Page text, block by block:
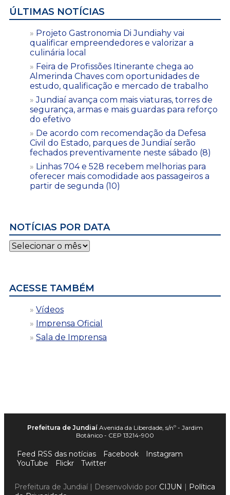
ÚLTIMAS NOTÍCIAS
Projeto Gastronomia Di Jundiahy vai
qualificar empreendedores e valorizar a
culinária local
Feira de Profissões Itinerante chega ao
Almerinda Chaves com oportunidades de
estudo, qualificação e mercado de trabalho
Jundiaí avança com mais viaturas, torres de
segurança, armas e mais guardas para reforço
do efetivo
De acordo com recomendação da Defesa
Civil do Estado, parques de Jundiaí serão
fechados preventivamente neste sábado (8)
Linhas 704 e 528 recebem melhorias para
oferecer mais comodidade aos passageiros a
partir de segunda (10)
NOTÍCIAS POR DATA
Notícias
por
ACESSE TAMBÉM
Vídeos
Imprensa Oficial
Sala de Imprensa
Prefeitura de Jundiaí Avenida da Liberdade, s/nº - Jardim
Botânico - CEP 13214-900
Feed RSS das notícias Facebook
Instagram
YouTube
Flickr Twitter
Prefeitura de Jundiaí | Desenvolvido por CIJUN | Política